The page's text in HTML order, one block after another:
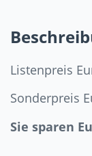
Listenpreis
Sonderpreis
Sie sparen